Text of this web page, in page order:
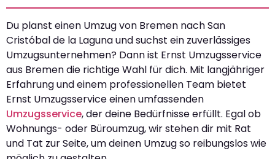
Du planst einen Umzug von Bremen nach San
Cristóbal de la Laguna und suchst ein zuverlässiges
Umzugsunternehmen? Dann ist Ernst Umzugsservice
aus Bremen die richtige Wahl für dich. Mit langjähriger
Erfahrung und einem professionellen Team bietet
Ernst Umzugsservice einen umfassenden
Umzugsservice, der deine Bedürfnisse erfüllt. Egal ob
Wohnungs- oder Büroumzug, wir stehen dir mit Rat
und Tat zur Seite, um deinen Umzug so reibungslos wie